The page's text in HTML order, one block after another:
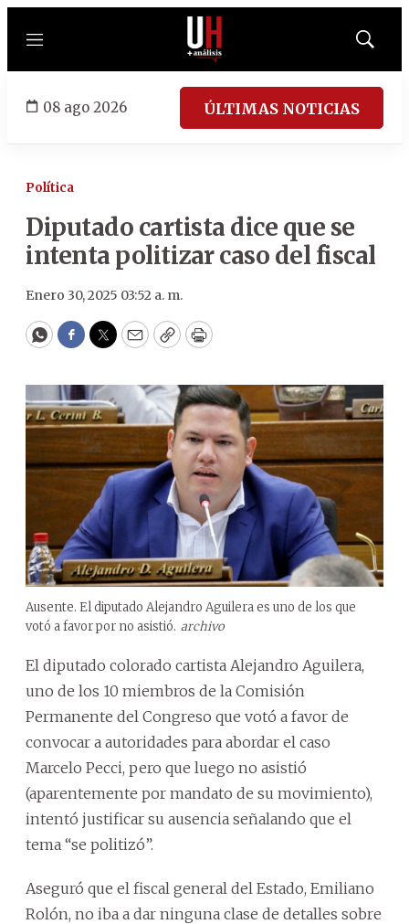
Menú
Mostrar
08 ago 2026 ÚLTIMAS NOTICIAS
Política
Diputado cartista dice que se
intenta politizar caso del fiscal
Enero 30, 2025 03:52 a. m.
WhatsApp
Facebook
Twitter
EmailCopyPrint
Ausente. El diputado Alejandro Aguilera es uno de los que
votó a favor por no asistió. archivo
El diputado colorado cartista Alejandro Aguilera,
uno de los 10 miembros de la Comisión
Permanente del Congreso que votó a favor de
convocar a autoridades para abordar el caso
Marcelo Pecci, pero que luego no asistió
(aparentemente por mandato de su movimiento),
intentó justificar su ausencia señalando que el
tema “se politizó”.
Aseguró que el fiscal general del Estado, Emiliano
Rolón, no iba a dar ninguna clase de detalles sobre